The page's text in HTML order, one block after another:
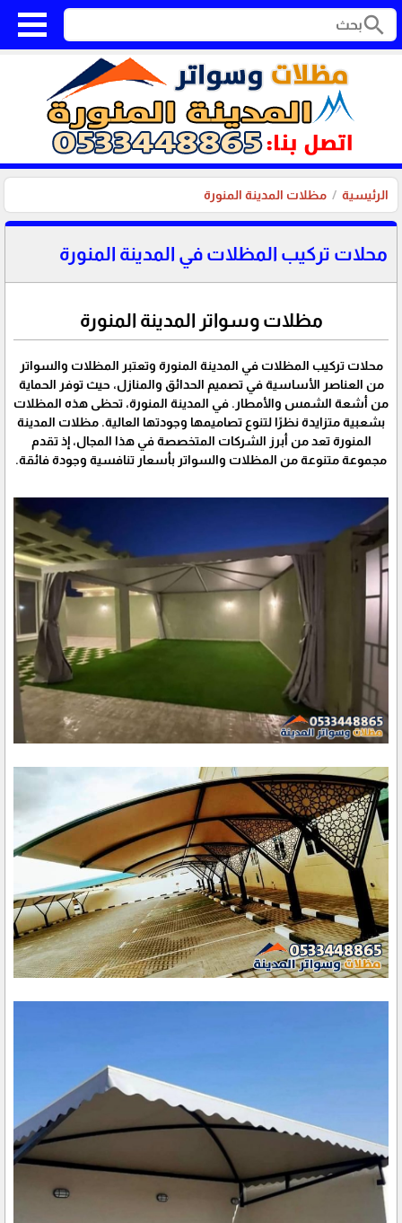
search
الرئيسية مظلات المدينة المنورة
محلات تركيب المظلات في المدينة المنورة
مظلات وسواتر المدينة المنورة
محلات تركيب المظلات في المدينة المنورة وتعتبر المظلات والسواتر
من العناصر الأساسية في تصميم الحدائق والمنازل، حيث توفر الحماية
من أشعة الشمس والأمطار. في المدينة المنورة، تحظى هذه المظلات
بشعبية متزايدة نظرًا لتنوع تصاميمها وجودتها العالية. مظلات المدينة
المنورة تعد من أبرز الشركات المتخصصة في هذا المجال، إذ تقدم
مجموعة متنوعة من المظلات والسواتر بأسعار تنافسية وجودة فائقة.